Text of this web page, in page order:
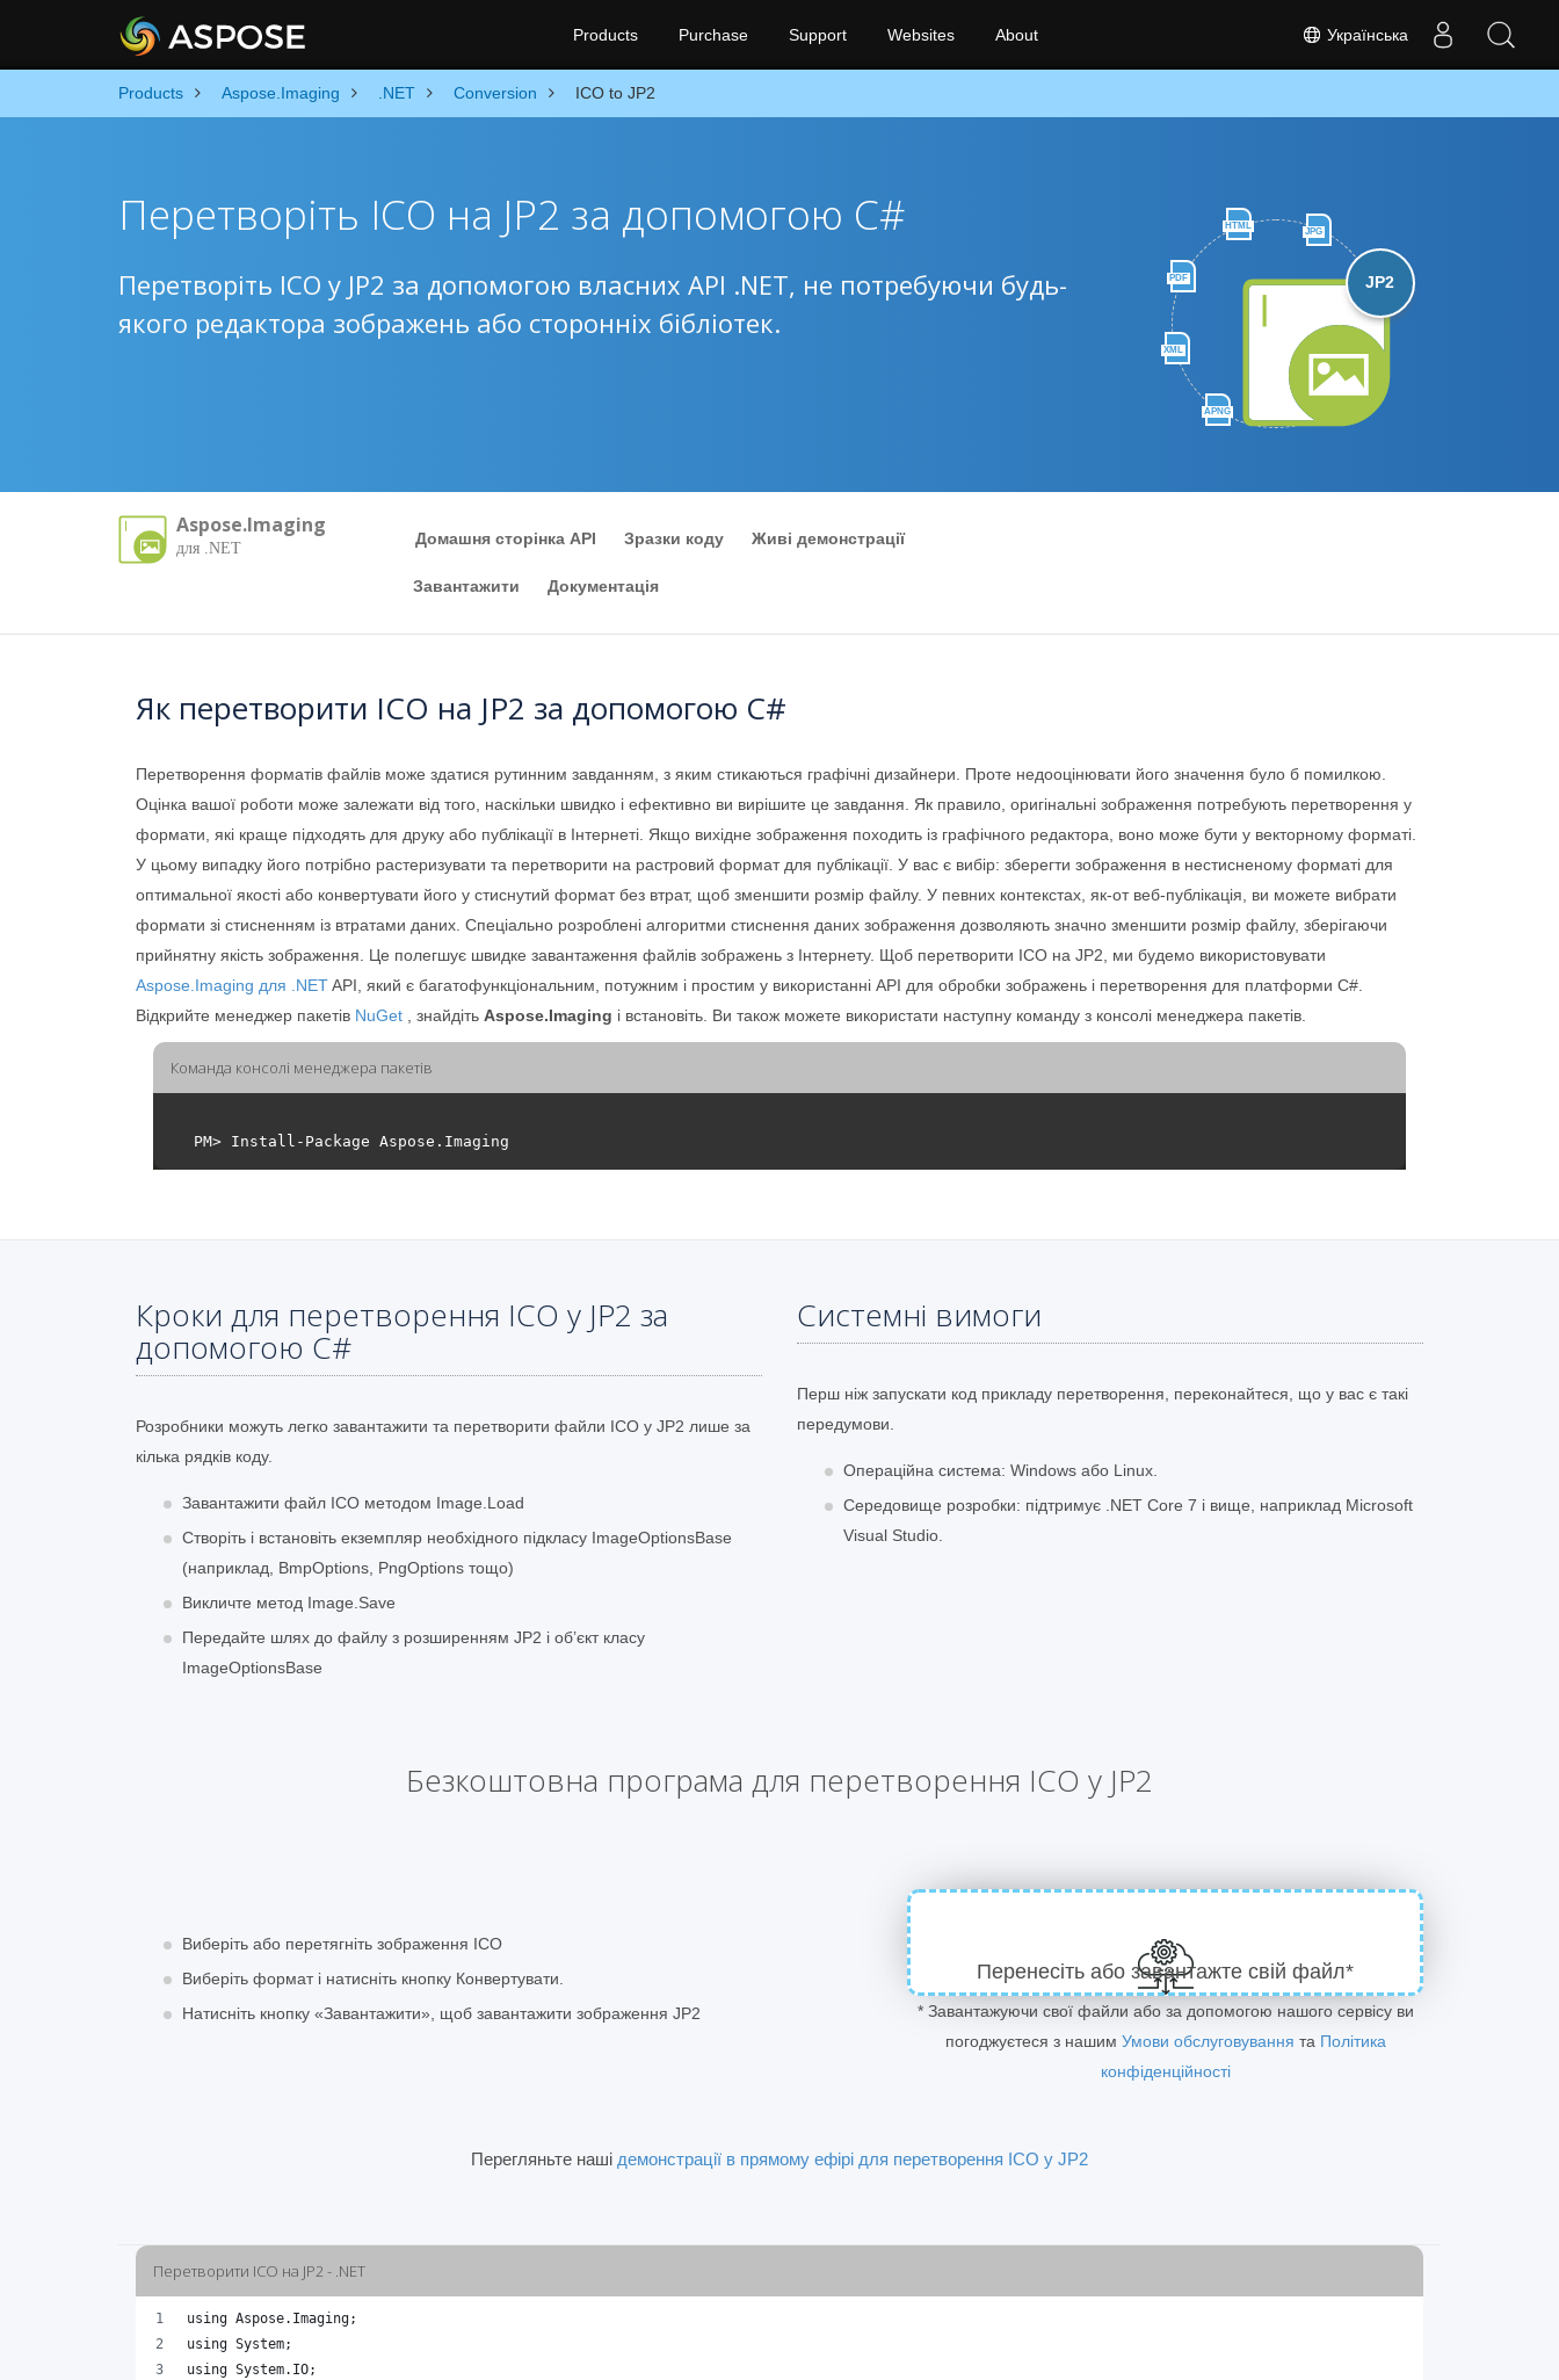
Українська
Products Purchase Support Websites About
Products Aspose.Imaging .NET Conversion ICO to JP2
HTML
JPG
PDF
XML
APNG
JP2
Перетворіть ICO на JP2 за допомогою C#
Перетворіть ICO у JP2 за допомогою власних API .NET, не потребуючи будь-
якого редактора зображень або сторонніх бібліотек.
Aspose.Imaging
для .NET
Домашня сторінка API Зразки коду Живі демонстрації
Завантажити Документацiя
Як перетворити ICO на JP2 за допомогою C#
Перетворення форматів файлів може здатися рутинним завданням, з яким стикаються графічні дизайнери. Проте недооцінювати його значення було б помилкою.
Оцінка вашої роботи може залежати від того, наскільки швидко і ефективно ви вирішите це завдання. Як правило, оригінальні зображення потребують перетворення у
формати, які краще підходять для друку або публікації в Інтернеті. Якщо вихідне зображення походить із графічного редактора, воно може бути у векторному форматі.
У цьому випадку його потрібно растеризувати та перетворити на растровий формат для публікації. У вас є вибір: зберегти зображення в нестисненому форматі для
оптимальної якості або конвертувати його у стиснутий формат без втрат, щоб зменшити розмір файлу. У певних контекстах, як-от веб-публікація, ви можете вибрати
формати зі стисненням із втратами даних. Спеціально розроблені алгоритми стиснення даних зображення дозволяють значно зменшити розмір файлу, зберігаючи
прийнятну якість зображення. Це полегшує швидке завантаження файлів зображень з Інтернету. Щоб перетворити ICO на JP2, ми будемо використовувати
Aspose.Imaging для .NETAPI, який є багатофункціональним, потужним і простим у використанні API для обробки зображень і перетворення для платформи C#.
Відкрийте менеджер пакетів NuGet , знайдіть Aspose.Imaging і встановіть. Ви також можете використати наступну команду з консолі менеджера пакетів.
Команда консолі менеджера пакетів
Кроки для перетворення ICO у JP2 за
допомогою C#
Розробники можуть легко завантажити та перетворити файли ICO у JP2 лише за
кілька рядків коду.
Завантажити файл ICO методом Image.Load
Створіть і встановіть екземпляр необхідного підкласу ImageOptionsBase
(наприклад, BmpOptions, PngOptions тощо)
Викличте метод Image.Save
Передайте шлях до файлу з розширенням JP2 і об’єкт класу
ImageOptionsBase
Системні вимоги
Перш ніж запускати код прикладу перетворення, переконайтеся, що у вас є такі
передумови.
Операційна система: Windows або Linux.
Середовище розробки: підтримує .NET Core 7 і вище, наприклад Microsoft
Visual Studio.
Безкоштовна програма для перетворення ICO у JP2
Виберіть або перетягніть зображення ICO
Виберіть формат і натисніть кнопку Конвертувати.
Натисніть кнопку «Завантажити», щоб завантажити зображення JP2
Перенесіть або завантажте свій файл*
* Завантажуючи свої файли або за допомогою нашого сервісу ви
погоджуєтеся з нашим Умови обслуговування та Політика
конфіденційності
Перегляньте наші демонстрації в прямому ефірі для перетворення ICO у JP2
Перетворити ICO на JP2 - .NET